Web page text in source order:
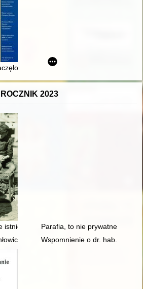
: międzywojenne Wadowice
ROCZNIK 2023
istnieją... : rozważania wokół monografii
Parafia, to nie prywatne
straży pożarnej
Wspomnienie o dr. hab. inż.